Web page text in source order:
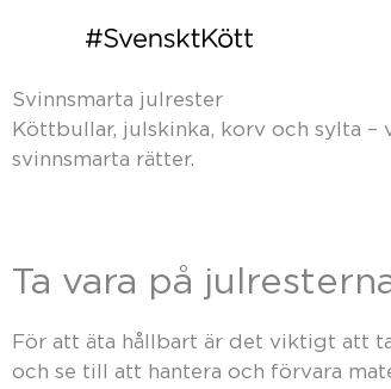
Svinnsmarta julrester
Köttbullar, julskinka, korv och sylta
svinnsmarta rätter.
Ta vara på
För att äta hållbart är det viktigt att
och se till att hantera och förvara